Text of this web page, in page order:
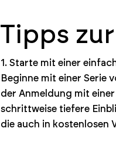
Tipps
1. Starte mit einer
Beginne mit einer Serie
der Anmeldung mit
schrittweise tiefere
die auch in kostenlosen